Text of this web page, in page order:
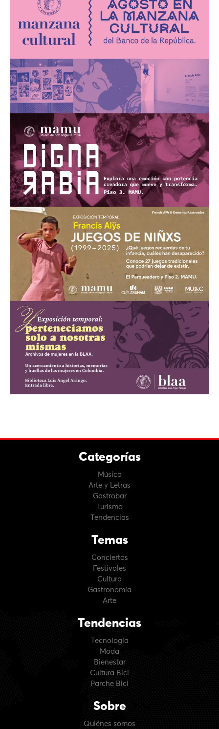
Categorías
Música
Arte y Letras
Gastrobar
Turismo
Tendencias
Temas
Conciertos
Festivales
Cultura
Gastronomía
Arte
Tendencias
Tecnología
Moda
Bienestar
Cultura Bici
Parche Bici
Sobre
Quiénes somos